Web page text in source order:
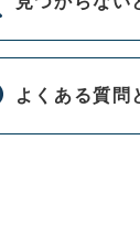
よくある質問